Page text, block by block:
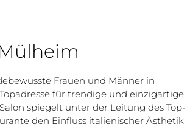
Frauen und Männer in
für trendige und einzigartige
spiegelt unter der Leitung des Top-
den Einfluss italienischer Ästhetik